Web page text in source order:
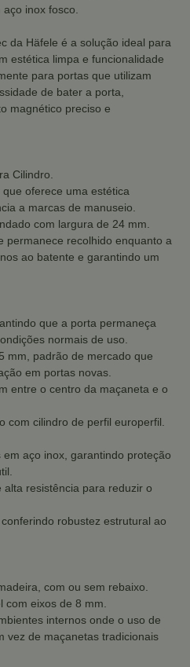
inox fosco.
da Häfele é a solução ideal para
estética limpa e funcionalidade
para portas que utilizam
de bater a porta,
magnético preciso e
Cilindro.
oferece uma estética
a marcas de manuseio.
com largura de 24 mm.
permanece recolhido enquanto a
ao batente e garantindo um
que a porta permaneça
normais de uso.
mm, padrão de mercado que
em portas novas.
entre o centro da maçaneta e o
com cilindro de perfil europerfil.
aço inox, garantindo proteção
resistência para reduzir o
robustez estrutural ao
com ou sem rebaixo.
eixos de 8 mm.
internos onde o uso de
vez de maçanetas tradicionais